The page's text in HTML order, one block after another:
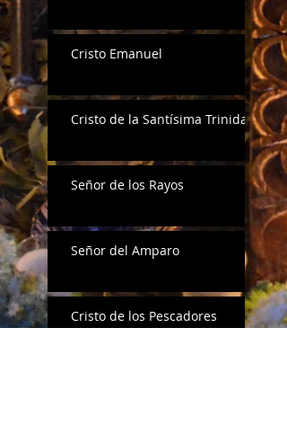
Cristo Emanuel
Cristo de la Santísima Trinidad
Señor de los Rayos
Señor del Amparo
Cristo de los Pescadores